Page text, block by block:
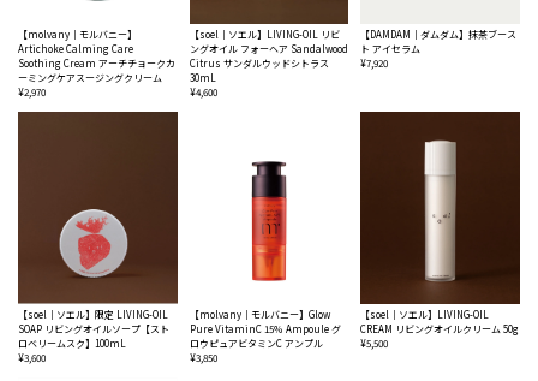
【molvany｜モルバニー】
Artichoke Calming Care
Soothing Cream アーチチョークカ
ーミングケアスージングクリーム
¥2,970
【soel｜ソエル】LIVING-OIL リビ
ングオイル フォーヘア Sandalwood
Citrus サンダルウッドシトラス
30mL
¥4,600
【DAMDAM｜ダムダム】抹茶ブース
ト アイセラム
¥7,920
【soel｜ソエル】限定 LIVING-OIL
SOAP リビングオイルソープ【スト
ロベリームスク】100mL
¥3,600
【molvany｜モルバニー】Glow
Pure VitaminC 15％ Ampoule グ
ロウピュアビタミンC アンプル
¥3,850
【soel｜ソエル】LIVING-OIL
CREAM リビングオイルクリーム 50g
¥5,500